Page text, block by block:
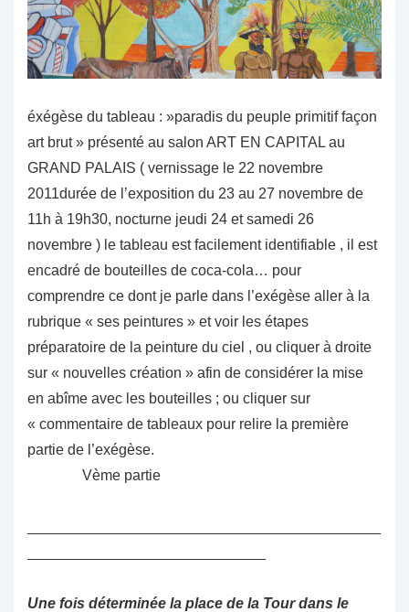
éxégèse du tableau : »paradis du peuple primitif façon
art brut » présenté au salon ART EN CAPITAL au
GRAND PALAIS ( vernissage le 22 novembre
2011durée de l’exposition du 23 au 27 novembre de
11h à 19h30, nocturne jeudi 24 et samedi 26
novembre ) le tableau est facilement identifiable , il est
encadré de bouteilles de coca-cola… pour
comprendre ce dont je parle dans l’exégèse aller à la
rubrique « ses peintures » et voir les étapes
préparatoire de la peinture du ciel , ou cliquer à droite
sur « nouvelles création » afin de considérer la mise
en abîme avec les bouteilles ; ou cliquer sur
« commentaire de tableaux pour relire la première
partie de l’exégèse.
Vème partie
Une fois déterminée la place de la Tour dans le